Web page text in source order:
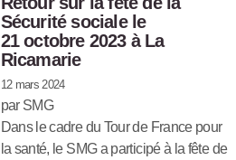
Sécurité sociale le
21 octobre 2023 à La
Ricamarie
12 mars 2024
par SMG
Dans le cadre du Tour de France pour
la santé, le SMG a participé à la fête de